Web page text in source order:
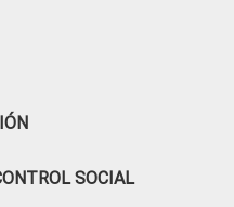
SOCIAL